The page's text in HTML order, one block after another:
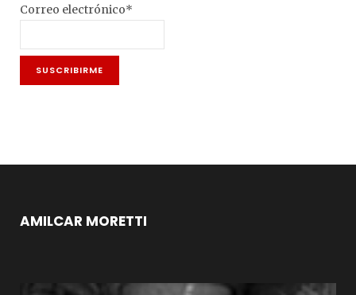
Correo electrónico*
AMILCAR MORETTI